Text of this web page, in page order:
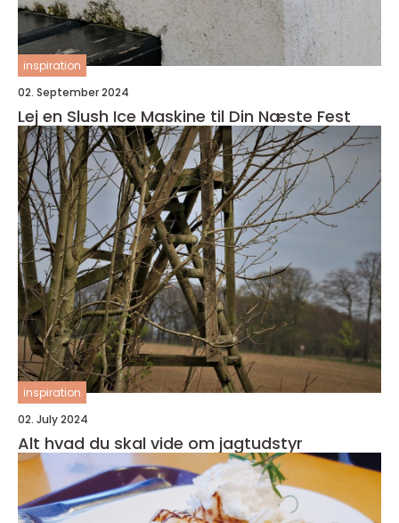
inspiration
02. September 2024
Lej en Slush Ice Maskine til Din Næste Fest
inspiration
02. July 2024
Alt hvad du skal vide om jagtudstyr